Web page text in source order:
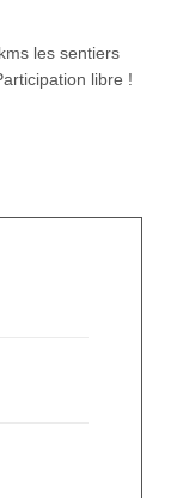
les sentiers
libre !